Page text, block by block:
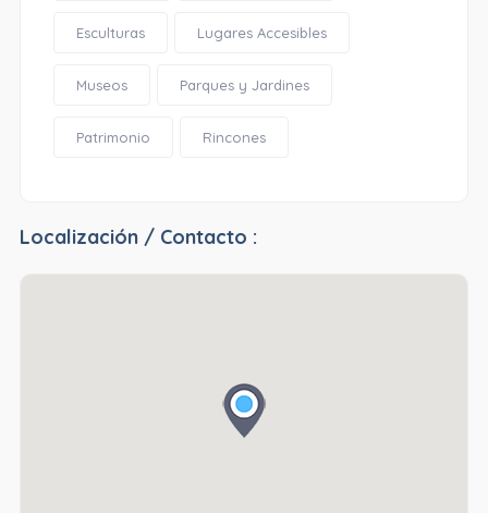
Esculturas Lugares Accesibles
Museos Parques y Jardines
Patrimonio Rincones
Localización / Contacto :